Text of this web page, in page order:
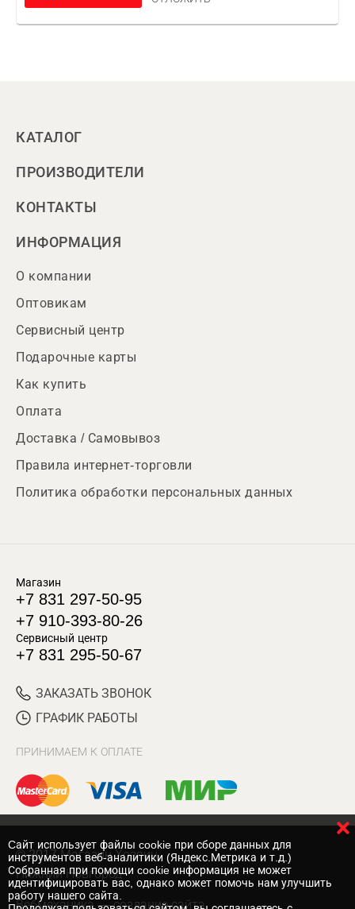
КАТАЛОГ
ПРОИЗВОДИТЕЛИ
КОНТАКТЫ
ИНФОРМАЦИЯ
О компании
Оптовикам
Сервисный центр
Подарочные карты
Как купить
Оплата
Доставка / Самовывоз
Правила интернет-торговли
Политика обработки персональных данных
Магазин
+7 831 297-50-95
+7 910-393-80-26
Сервисный центр
+7 831 295-50-67
ЗАКАЗАТЬ ЗВОНОК
ГРАФИК РАБОТЫ
ПРИНИМАЕМ К ОПЛАТЕ
© 2017 Магазин Хозяин
Нижний Новгород
Вебмеханика — создание сайта
Cайт использует файлы cookie при сборе данных для
инструментов веб-аналитики (Яндекс.Метрика и т.д.)
Собранная при помощи cookie информация не может
идентифицировать вас, однако может помочь нам улучшить
работу нашего сайта.